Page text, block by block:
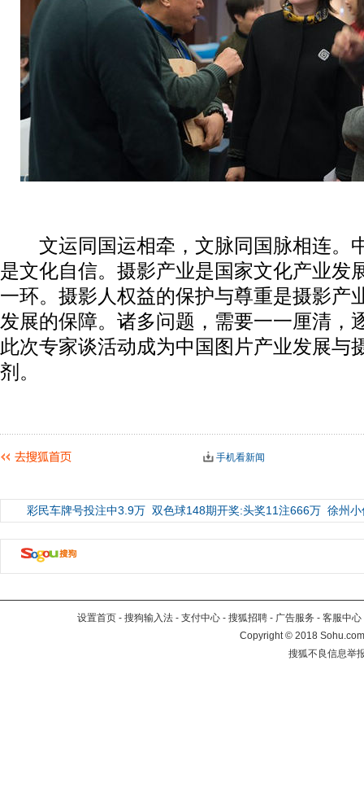
文运同国运相牵，文脉同国脉相连。
是文化自信。摄影产业是国家文化产业发
一环。摄影人权益的保护与尊重是摄影产
发展的保障。诸多问题，需要一一厘清，
此次专家谈活动成为中国图片产业发展与
剂。
手机看新闻
彩民车牌号投注中3.9万 双色球148期开奖:头奖11注666万 徐州
设置首页 - 搜狗输入法 - 支付中心 - 搜狐招聘 - 广告服务 - 客服中心
Copyright©2018
搜狐不良信息举